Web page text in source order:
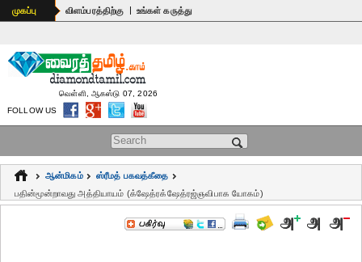
முகப்பு விளம்பரத்திற்கு | உங்கள் கருத்து
Search form
வெள்ளி, ஆகஸ்டு 07, 2026
FOLLOW US
ஆன்மிகம்
ஸ்ரீமத் பகவத்கீதை
பதின்மூன்றாவது அத்தியாயம் (க்ஷேத்ரக்ஷேத்ரஜ்ஞவிபாக யோகம்)